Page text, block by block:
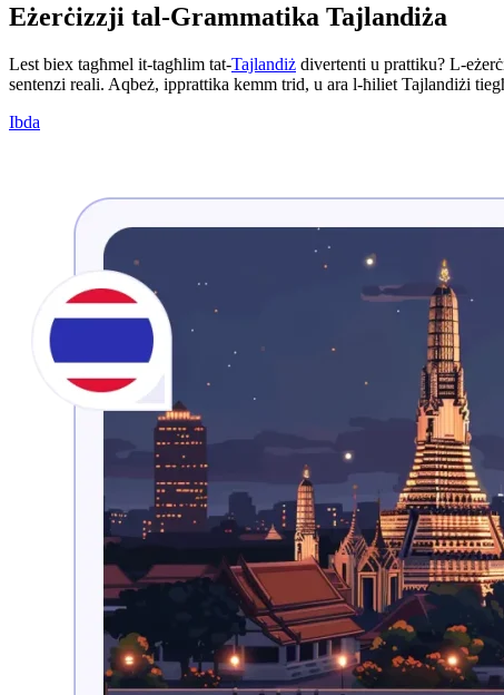
Eżerċizzji tal-Grammatika Tajlandiża
Lest biex tagħmel it-tagħlim tat-Tajlandiż divertenti u prattiku? L-
sentenzi reali. Aqbeż, ipprattika kemm trid, u ara l-ħiliet Tajlandiżi
Ibda